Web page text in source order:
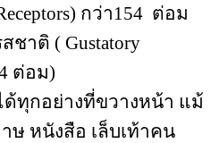
กว่า154 ต่อม
ชาติ ( Gustatory
ต่อม)
ทุกอย่างที่ขวางหน้า แม้
ษ หนังสือ เล็บเท้าคน